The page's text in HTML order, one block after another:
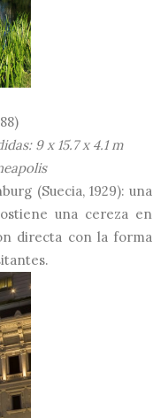
9 x 15.7 x 4.1 m
(Suecia, 1929): una
una cereza en
directa con la forma